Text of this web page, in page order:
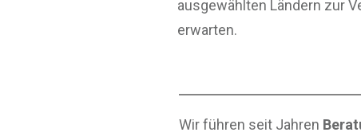
ausgewählten Ländern zur
erwarten.
Wir führen seit Jahren